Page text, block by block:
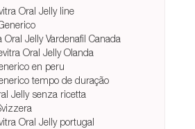
Oral Jelly line
Jelly Vardenafil Canada
Oral Jelly Olanda
en peru
tempo de duração
Jelly senza ricetta
Oral Jelly portugal